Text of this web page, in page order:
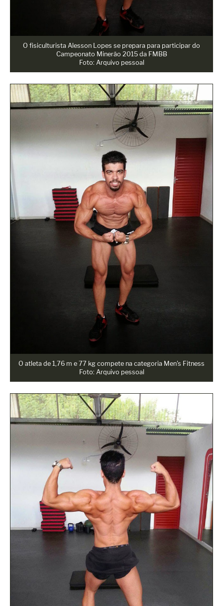
O fisiculturista Alesson Lopes se prepara para participar do
Campeonato Minerão 2015 da FMBB
Foto: Arquivo pessoal
O atleta de 1,76 m e 77 kg compete na categoria Men's Fitness
Foto: Arquivo pessoal